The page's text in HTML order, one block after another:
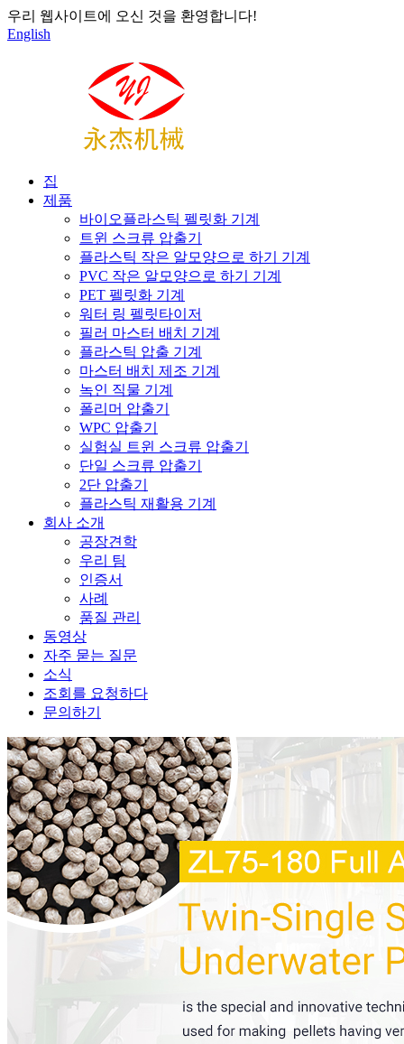
우리 웹사이트에 오신 것을 환영합니다!
English
집
제품
바이오플라스틱 펠릿화 기계
트윈 스크류 압출기
플라스틱 작은 알모양으로 하기 기계
PVC 작은 알모양으로 하기 기계
PET 펠릿화 기계
워터 링 펠릿타이저
필러 마스터 배치 기계
플라스틱 압출 기계
마스터 배치 제조 기계
녹인 직물 기계
폴리머 압출기
WPC 압출기
실험실 트윈 스크류 압출기
단일 스크류 압출기
2단 압출기
플라스틱 재활용 기계
회사 소개
공장견학
우리 팀
인증서
사례
품질 관리
동영상
자주 묻는 질문
소식
조회를 요청하다
문의하기